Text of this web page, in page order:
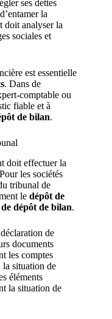
ses dettes
la
doit analyser la
sociales et
est essentielle
. Dans de
comptable ou
fiable et à
de bilan.
doit effectuer la
les sociétés
tribunal de
le dépôt de
dépôt de bilan.
de
documents
les comptes
la situation de
éléments
la situation de